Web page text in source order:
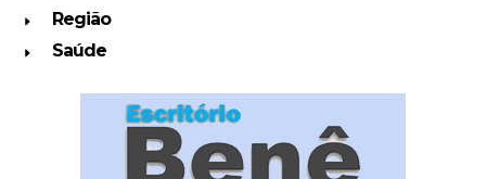
Região
Saúde